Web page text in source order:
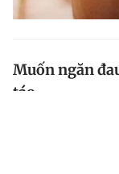
Muốn ngăn
táo